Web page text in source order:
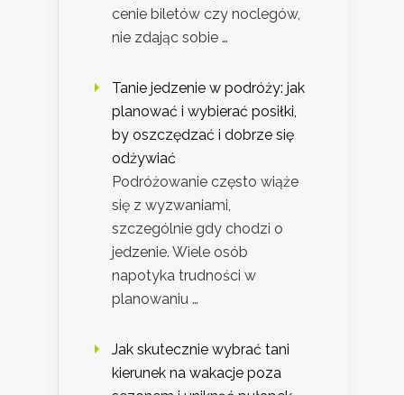
cenie biletów czy noclegów,
nie zdając sobie …
Tanie jedzenie w podróży: jak
planować i wybierać posiłki,
by oszczędzać i dobrze się
odżywiać
Podróżowanie często wiąże
się z wyzwaniami,
szczególnie gdy chodzi o
jedzenie. Wiele osób
napotyka trudności w
planowaniu …
Jak skutecznie wybrać tani
kierunek na wakacje poza